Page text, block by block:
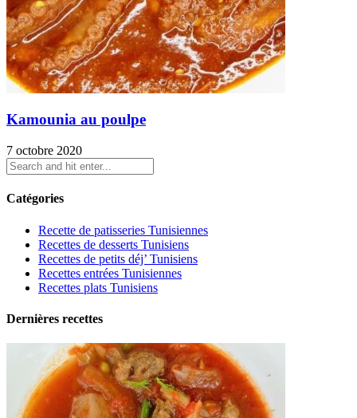
Kamounia au poulpe
7 octobre 2020
Catégories
Recette de patisseries Tunisiennes
Recettes de desserts Tunisiens
Recettes de petits déj’ Tunisiens
Recettes entrées Tunisiennes
Recettes plats Tunisiens
Dernières recettes